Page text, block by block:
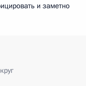
и заметно